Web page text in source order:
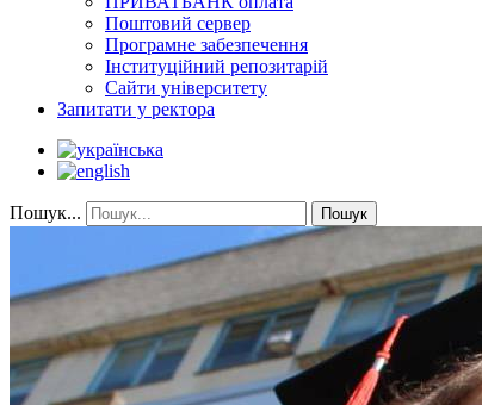
Поштовий сервер
Програмне забезпечення
Інституційний репозитарій
Сайти університету
Запитати у ректора
Пошук... Пошук